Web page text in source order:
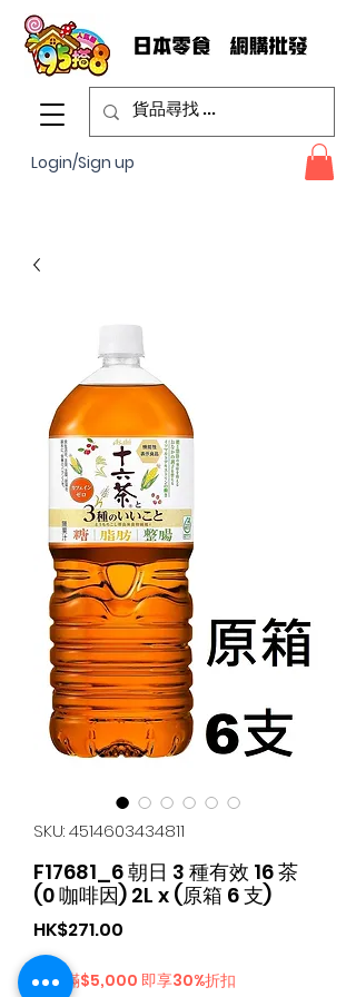
Login/Sign up
SKU: 4514603434811
F17681_6 朝日 3 種有效 16 茶
(0 咖啡因) 2L x (原箱 6 支)
HK$271.00
購物滿$5,000 即享30%折扣